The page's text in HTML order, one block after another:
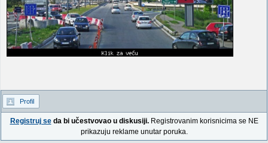
Profil
Registruj seda bi učestvovao u diskusiji.Registrovanim korisnicima se NE
prikazuju reklame unutar poruka.